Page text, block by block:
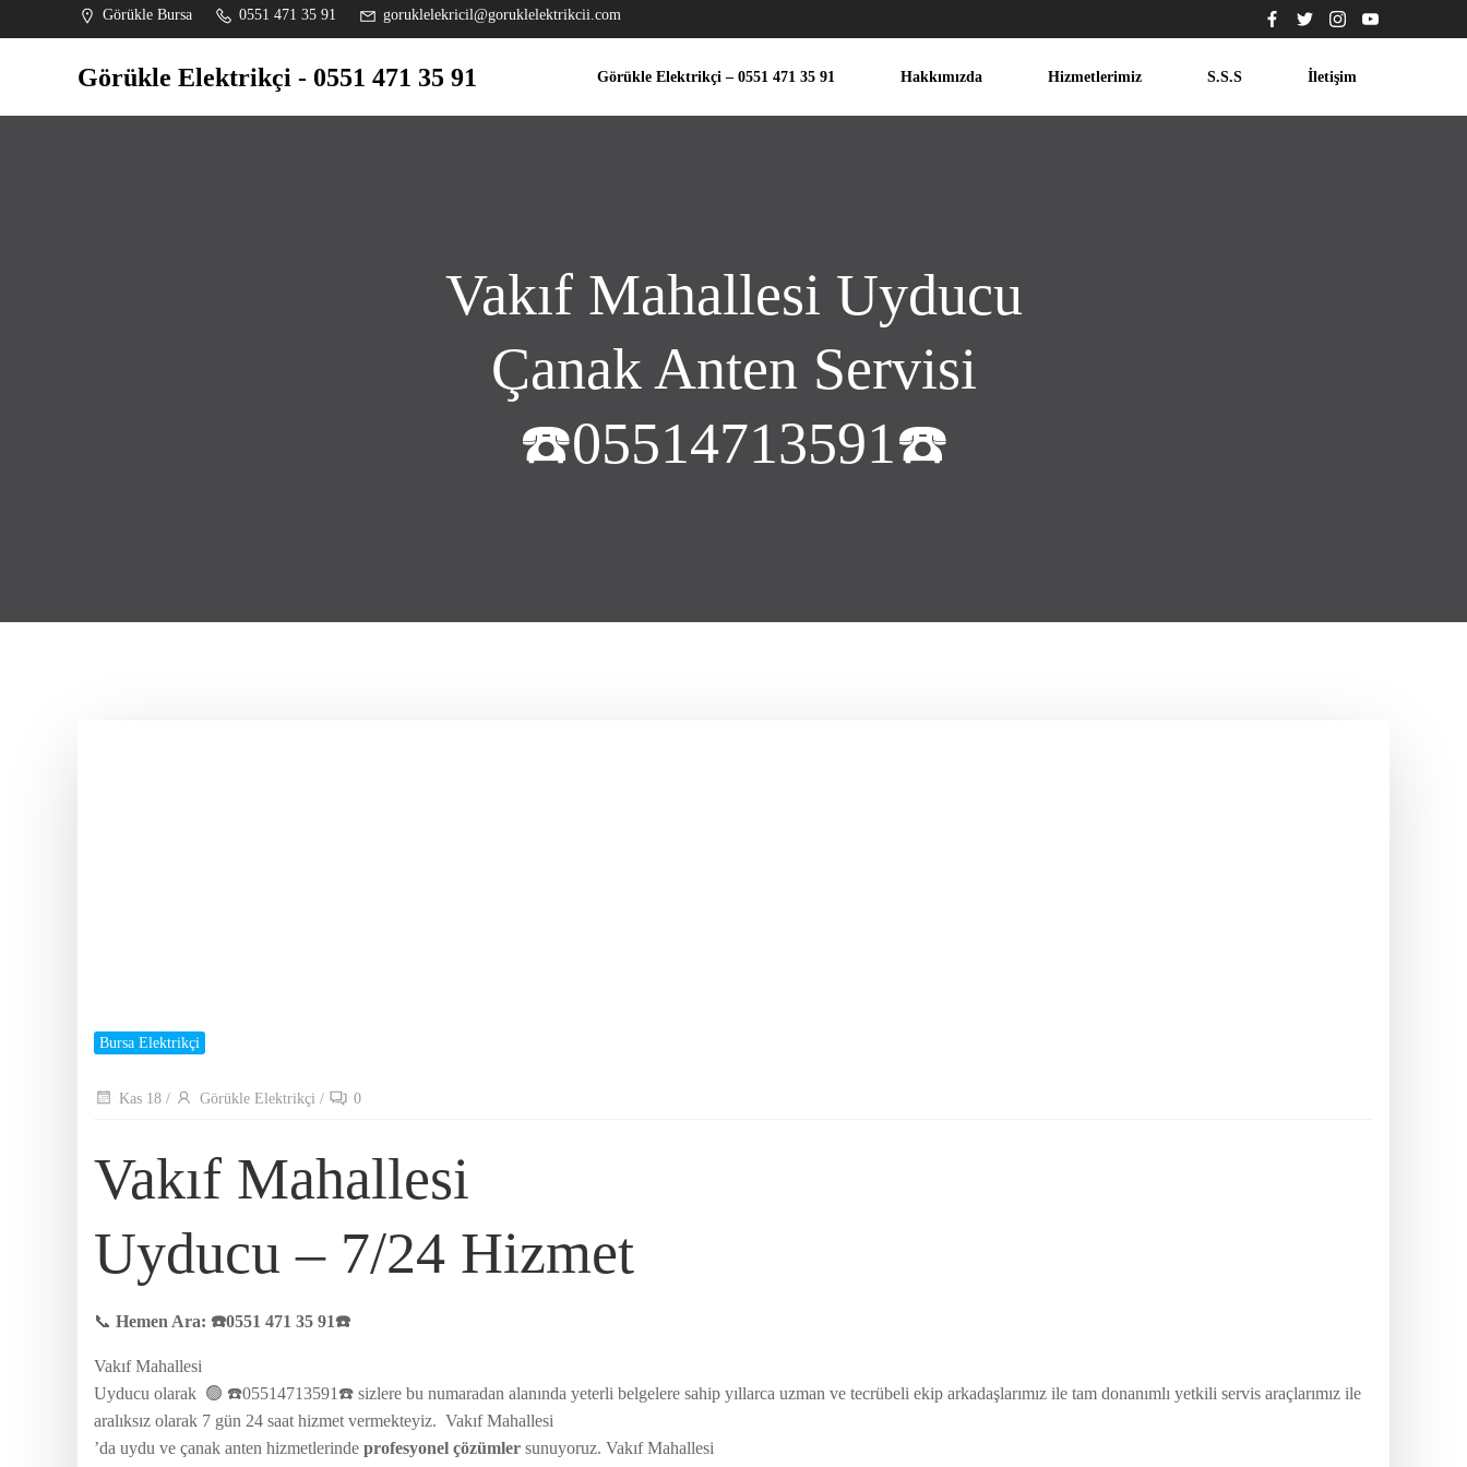
geç
Görükle Bursa 0551 471 35 91 goruklelekricil@goruklelektrikcii.com
Görükle Elektrikçi - 0551 471 35 91 Görükle Elektrikçi – 0551 471 35 91 Hakkımızda Hizmetlerimiz S.S.S İletişim
Vakıf Mahallesi Uyducu
Çanak Anten Servisi
☎️05514713591☎️
Bursa Elektrikçi
Kas 18 / Görükle Elektrikçi / 0
Vakıf Mahallesi
Uyducu – 7/24 Hizmet
📞 Hemen Ara: ☎️0551 471 35 91☎️
Vakıf Mahallesi
Uyducu olarak 🟢 ☎️05514713591☎️ sizlere bu numaradan alanında yeterli belgelere sahip yıllarca uzman ve tecrübeli ekip arkadaşlarımız ile tam donanımlı yetkili servis araçlarımız ile
aralıksız olarak 7 gün 24 saat hizmet vermekteyiz. Vakıf Mahallesi
’da uydu ve çanak anten hizmetlerinde profesyonel çözümler sunuyoruz. Vakıf Mahallesi